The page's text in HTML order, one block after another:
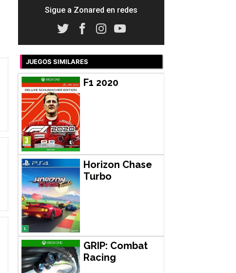
Sigue a Zonared en redes
JUEGOS SIMILARES
F1 2020
Horizon Chase
Turbo
GRIP: Combat
Racing